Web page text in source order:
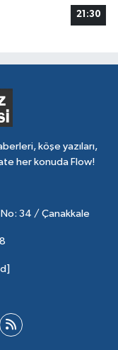
21:30
köşe yazıları,
her konuda Flow!
No: 34 / Çanakkale